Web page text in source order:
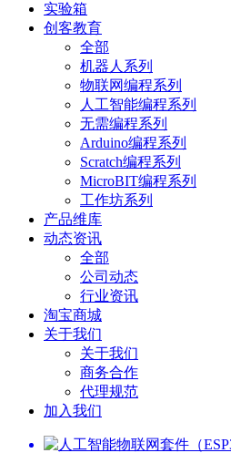
实验箱
创客教育
全部
机器人系列
物联网编程系列
人工智能编程系列
无需编程系列
Arduino编程系列
Scratch编程系列
MicroBIT编程系列
工作坊系列
产品维库
动态资讯
全部
公司动态
行业资讯
淘宝商城
关于我们
关于我们
商务合作
代理规范
加入我们